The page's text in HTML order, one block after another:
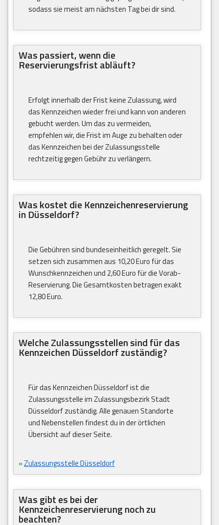
sodass sie meist am nächsten Tag bei dir sind.
Was passiert, wenn die
Reservierungsfrist abläuft?
Erfolgt innerhalb der Frist keine Zulassung, wird
das Kennzeichen wieder frei und kann von anderen
gebucht werden. Um das zu vermeiden,
empfehlen wir, die Frist im Auge zu behalten oder
das Kennzeichen bei der Zulassungsstelle
rechtzeitig gegen Gebühr zu verlängern.
Was kostet die Kennzeichenreservierung
in Düsseldorf?
Die Gebühren sind bundeseinheitlich geregelt. Sie
setzen sich zusammen aus 10,20 Euro für das
Wunschkennzeichen und 2,60 Euro für die Vorab-
Reservierung. Die Gesamtkosten betragen exakt
12,80 Euro.
Welche Zulassungsstellen sind für das
Kennzeichen Düsseldorf zuständig?
Für das Kennzeichen Düsseldorf ist die
Zulassungsstelle im Zulassungsbezirk Stadt
Düsseldorf zuständig. Alle genauen Standorte
und Nebenstellen findest du in der örtlichen
Übersicht auf dieser Seite.
»Zulassungsstelle Düsseldorf
Was gibt es bei der
Kennzeichenreservierung noch zu
beachten?